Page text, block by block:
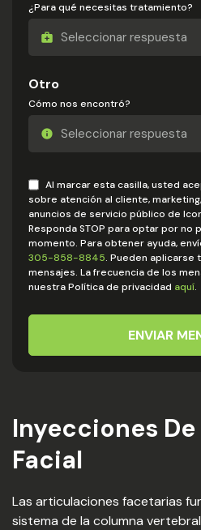
¿Para qué necesitas tratamiento?
Otro
Cómo nos encontró?
Al marcar esta casilla, usted
sobre atención al cliente,
anuncios de servicio público de
Responda STOP para optar por no
momento. Para obtener ayuda,
305-858-8845. Pueden aplicarse
mensajes. La frecuencia de los
nuestra Política de privacidad aquí.
ENVIAR
Inyecciones
Facial
Las articulaciones facetarias
sistema de la columna